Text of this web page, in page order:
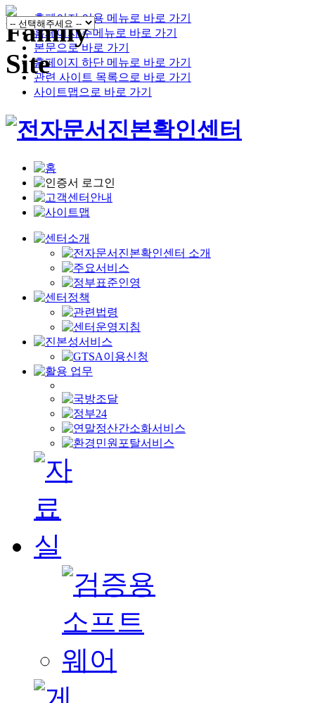
홈페이지 이용 메뉴로 바로 가기
홈페이지 주메뉴로 바로 가기
본문으로 바로 가기
홈페이지 하단 메뉴로 바로 가기
관련 사이트 목록으로 바로 가기
사이트맵으로 바로 가기